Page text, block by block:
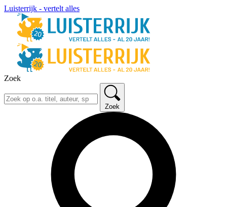
Luisterrijk - vertelt alles
Zoek
Zoek